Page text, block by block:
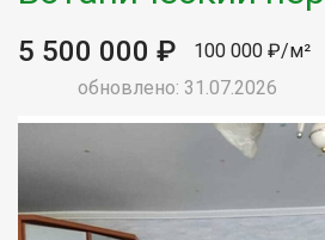
5 500 000 ₽
100 000 ₽/м²
обновлено: 31.07.2026